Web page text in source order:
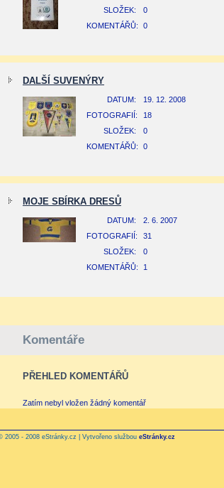
SLOŽEK:
0
KOMENTÁŘŮ:
0
DALŠÍ SUVENÝRY
DATUM:
19. 12. 2008
FOTOGRAFIÍ:
18
SLOŽEK:
0
KOMENTÁŘŮ:
0
MOJE SBÍRKA DRESŮ
DATUM:
2. 6. 2007
FOTOGRAFIÍ:
31
SLOŽEK:
0
KOMENTÁŘŮ:
1
Komentáře
PŘEHLED KOMENTÁŘŮ
Zatím nebyl vložen žádný komentář
2005 - 2008 eStránky.cz | Vytvořeno službou eStránky.cz